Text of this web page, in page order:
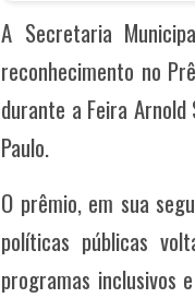
A Secretaria
reconhecimento no
durante a Feira
Paulo.
O prêmio, em sua
políticas públicas
programas inclusivos